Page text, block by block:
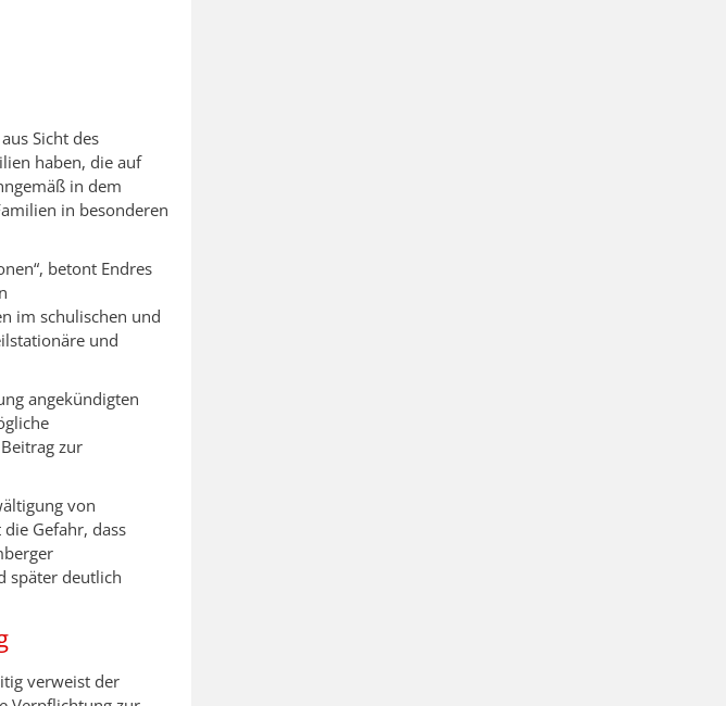
Sicht des
haben, die auf
in dem
in besonderen
betont Endres
im schulischen und
und
angekündigten
zur
von
Gefahr, dass
später deutlich
verweist der